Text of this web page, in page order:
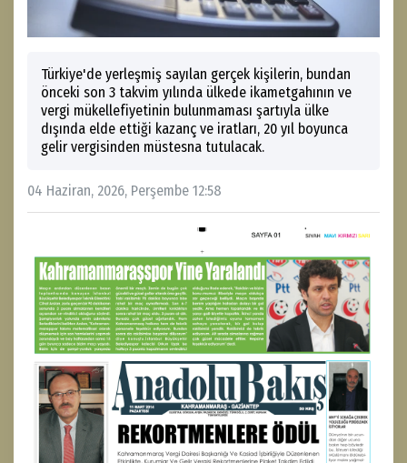
Türkiye'de yerleşmiş sayılan gerçek kişilerin, bundan
önceki son 3 takvim yılında ülkede ikametgahının ve
vergi mükellefiyetinin bulunmaması şartıyla ülke
dışında elde ettiği kazanç ve iratları, 20 yıl boyunca
gelir vergisinden müstesna tutulacak.
04 Haziran, 2026, Perşembe 12:58